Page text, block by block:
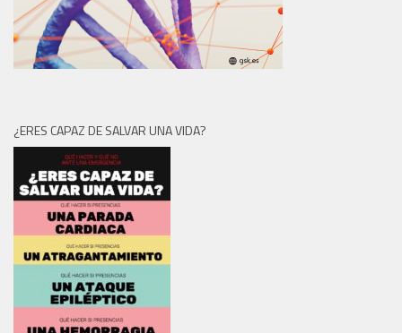
¿ERES CAPAZ DE SALVAR UNA VIDA?